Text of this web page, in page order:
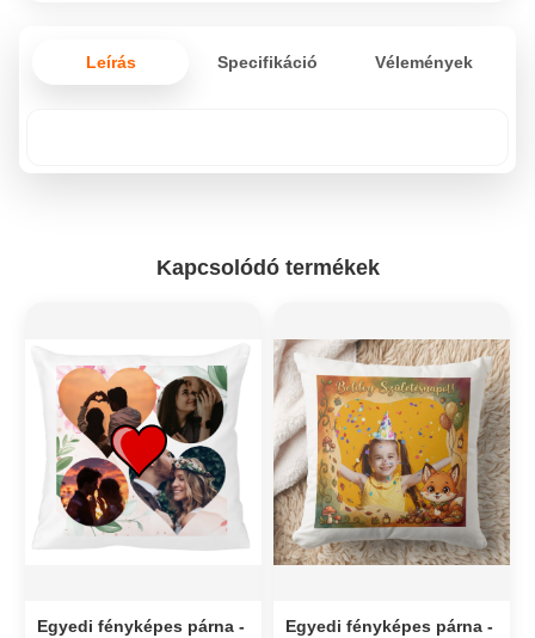
Leírás Specifikáció Vélemények
Kapcsolódó termékek
Egyedi fényképes párna -
Egyedi fényképes párna -